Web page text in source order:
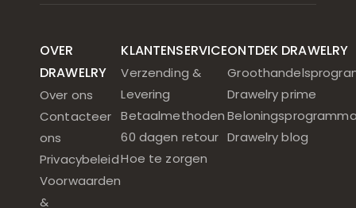
OVER
DRAWELRY
Over ons
Contacteer
ons
Privacybeleid
Voorwaarden
&
KLANTENSERVICE
Verzending &
Levering
Betaalmethoden
60 dagen retour
Hoe te zorgen
ONTDEK DRAWELRY
Drawelry prime
Drawelry blog